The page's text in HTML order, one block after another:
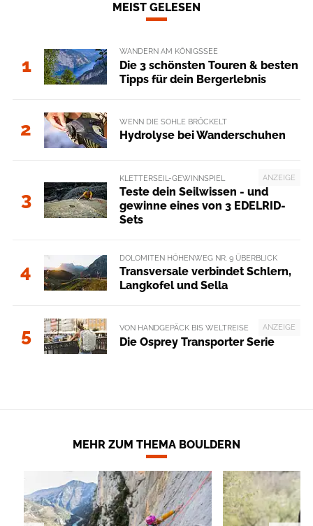
MEIST GELESEN
1
WANDERN AM KÖNIGSSEE
Die 3 schönsten Touren & besten
Tipps für dein Bergerlebnis
2 WENN DIE SOHLE BRÖCKELT
Hydrolyse bei Wanderschuhen
3
ANZEIGE
KLETTERSEIL-GEWINNSPIEL
Teste dein Seilwissen - und
gewinne eines von 3 EDELRID-
Sets
4
DOLOMITEN HÖHENWEG NR. 9 ÜBERBLICK
Transversale verbindet Schlern,
Langkofel und Sella
5 ANZEIGE
VON HANDGEPÄCK BIS WELTREISE
Die Osprey Transporter Serie
MEHR ZUM THEMA BOULDERN